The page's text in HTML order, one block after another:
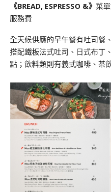
《BREAD, ESPRESSO &》 菜
服務費
全天候供應的早午餐有吐司餐
搭配鐵板法式吐司、日式布丁
點；飲料類則有義式咖啡、茶